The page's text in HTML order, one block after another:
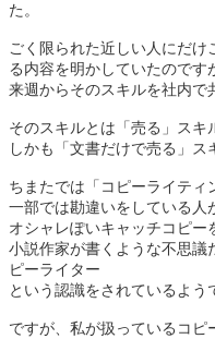
た。
ごく限られた近しい人にだ
る内容を明かしていたのです
来週からそのスキルを社内で
そのスキルとは「売る」スキ
しかも「文書だけで売る」ス
ちまたでは「コピーライティ
一部では勘違いをしている人
オシャレぽいキャッチコピー
小説作家が書くような不思議
ピーライター
という認識をされているよう
ですが、私が扱っているコピ